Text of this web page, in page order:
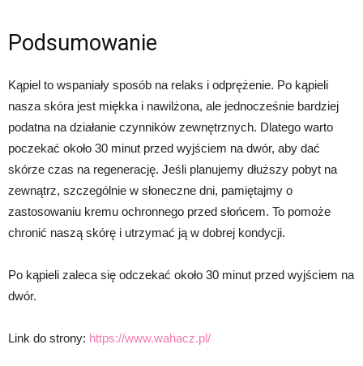
Podsumowanie
Kąpiel to wspaniały sposób na relaks i odprężenie. Po kąpieli
nasza skóra jest miękka i nawilżona, ale jednocześnie bardziej
podatna na działanie czynników zewnętrznych. Dlatego warto
poczekać około 30 minut przed wyjściem na dwór, aby dać
skórze czas na regenerację. Jeśli planujemy dłuższy pobyt na
zewnątrz, szczególnie w słoneczne dni, pamiętajmy o
zastosowaniu kremu ochronnego przed słońcem. To pomoże
chronić naszą skórę i utrzymać ją w dobrej kondycji.
Po kąpieli zaleca się odczekać około 30 minut przed wyjściem na
dwór.
Link do strony: https://www.wahacz.pl/